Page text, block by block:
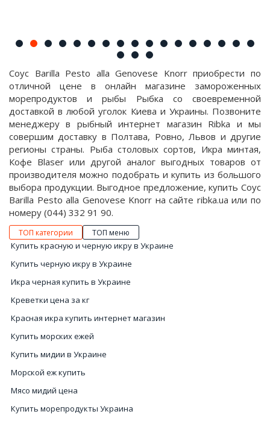
Соус Barilla Pesto alla Genovese Knorr приобрести по
отличной цене в онлайн магазине замороженных
морепродуктов и рыбы Рыбка со своевременной
доставкой в любой уголок Киева и Украины. Позвоните
менеджеру в рыбный интернет магазин Ribka и мы
совершим доставку в Полтава, Ровно, Львов и другие
регионы страны. Рыба столовых сортов, Икра минтая,
Кофе Blaser или другой аналог выгодных товаров от
производителя можно подобрать и купить из большого
выбора продукции. Выгодное предложение, купить Соус
Barilla Pesto alla Genovese Knorr на сайте ribka.ua или по
номеру (044) 332 91 90.
ТОП категории ТОП меню
Купить красную и черную икру в Украине
Купить черную икру в Украине
Икра черная купить в Украине
Креветки цена за кг
Красная икра купить интернет магазин
Купить морских ежей
Купить мидии в Украине
Морской еж купить
Мясо мидий цена
Купить морепродукты Украина